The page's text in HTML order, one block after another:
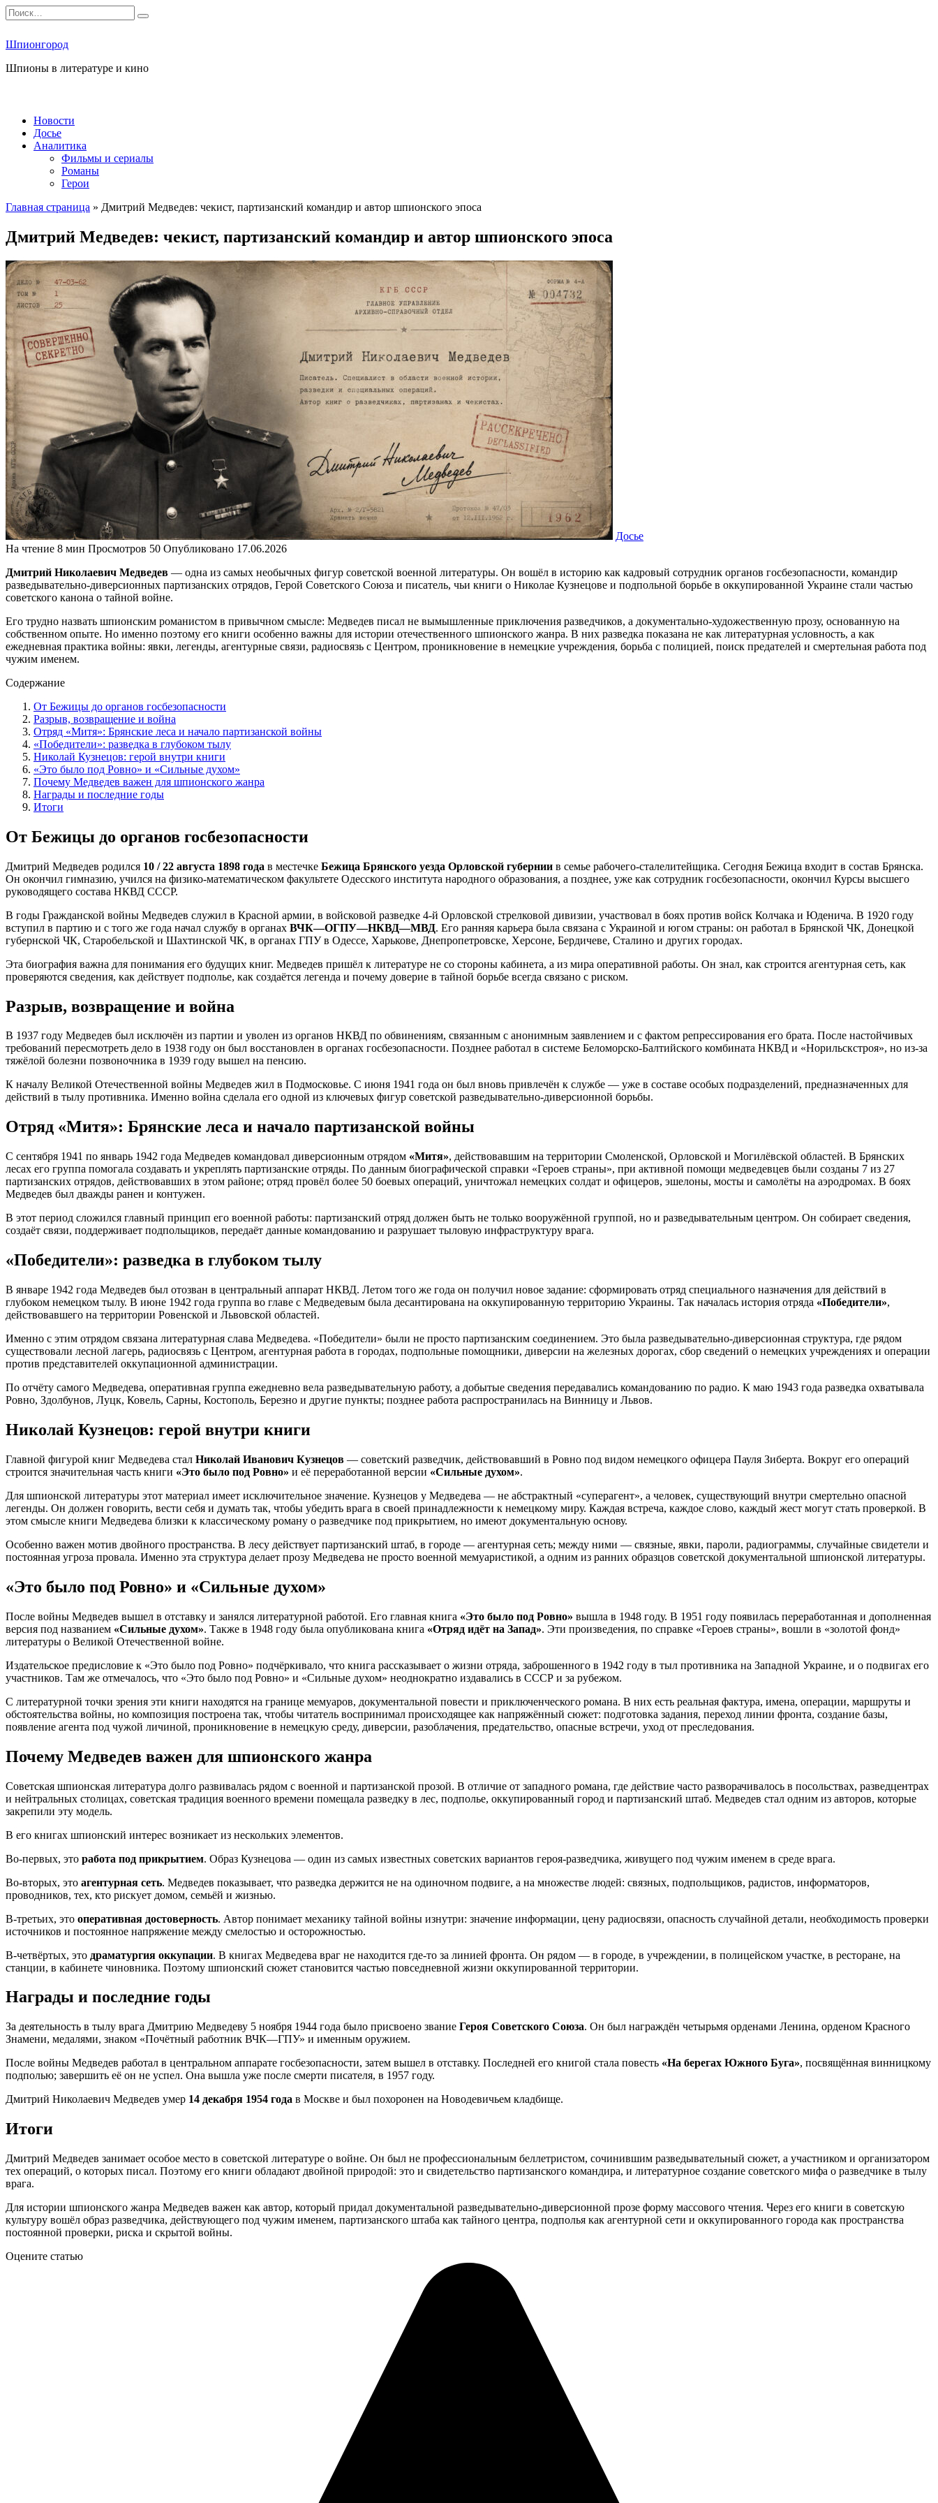
Перейти
к
Search
for:
Шпионгород
Шпионы в литературе и кино
Новости
Досье
Аналитика
Фильмы и сериалы
Романы
Герои
Главная страница » Дмитрий Медведев: чекист, партизанский командир и автор шпионского эпоса
Дмитрий Медведев: чекист, партизанский командир и автор шпионского эпоса
Досье
На чтение 8 мин Просмотров 50 Опубликовано 17.06.2026
Дмитрий Николаевич Медведев — одна из самых необычных фигур советской военной литературы. Он вошёл в историю как кадровый сотрудник органов госбезопасности, командир
разведывательно-диверсионных партизанских отрядов, Герой Советского Союза и писатель, чьи книги о Николае Кузнецове и подпольной борьбе в оккупированной Украине стали частью
советского канона о тайной войне.
Его трудно назвать шпионским романистом в привычном смысле: Медведев писал не вымышленные приключения разведчиков, а документально-художественную прозу, основанную на
собственном опыте. Но именно поэтому его книги особенно важны для истории отечественного шпионского жанра. В них разведка показана не как литературная условность, а как
ежедневная практика войны: явки, легенды, агентурные связи, радиосвязь с Центром, проникновение в немецкие учреждения, борьба с полицией, поиск предателей и смертельная работа под
чужим именем.
Содержание
От Бежицы до органов госбезопасности
Разрыв, возвращение и война
Отряд «Митя»: Брянские леса и начало партизанской войны
«Победители»: разведка в глубоком тылу
Николай Кузнецов: герой внутри книги
«Это было под Ровно» и «Сильные духом»
Почему Медведев важен для шпионского жанра
Награды и последние годы
Итоги
От Бежицы до органов госбезопасности
Дмитрий Медведев родился 10 / 22 августа 1898 года в местечке Бежица Брянского уезда Орловской губернии в семье рабочего-сталелитейщика. Сегодня Бежица входит в состав Брянска.
Он окончил гимназию, учился на физико-математическом факультете Одесского института народного образования, а позднее, уже как сотрудник госбезопасности, окончил Курсы высшего
руководящего состава НКВД СССР.
В годы Гражданской войны Медведев служил в Красной армии, в войсковой разведке 4-й Орловской стрелковой дивизии, участвовал в боях против войск Колчака и Юденича. В 1920 году
вступил в партию и с того же года начал службу в органах ВЧК—ОГПУ—НКВД—МВД. Его ранняя карьера была связана с Украиной и югом страны: он работал в Брянской ЧК, Донецкой
губернской ЧК, Старобельской и Шахтинской ЧК, в органах ГПУ в Одессе, Харькове, Днепропетровске, Херсоне, Бердичеве, Сталино и других городах.
Эта биография важна для понимания его будущих книг. Медведев пришёл к литературе не со стороны кабинета, а из мира оперативной работы. Он знал, как строится агентурная сеть, как
проверяются сведения, как действует подполье, как создаётся легенда и почему доверие в тайной борьбе всегда связано с риском.
Разрыв, возвращение и война
В 1937 году Медведев был исключён из партии и уволен из органов НКВД по обвинениям, связанным с анонимным заявлением и с фактом репрессирования его брата. После настойчивых
требований пересмотреть дело в 1938 году он был восстановлен в органах госбезопасности. Позднее работал в системе Беломорско-Балтийского комбината НКВД и «Норильскстроя», но из-за
тяжёлой болезни позвоночника в 1939 году вышел на пенсию.
К началу Великой Отечественной войны Медведев жил в Подмосковье. С июня 1941 года он был вновь привлечён к службе — уже в составе особых подразделений, предназначенных для
действий в тылу противника. Именно война сделала его одной из ключевых фигур советской разведывательно-диверсионной борьбы.
Отряд «Митя»: Брянские леса и начало партизанской войны
С сентября 1941 по январь 1942 года Медведев командовал диверсионным отрядом «Митя», действовавшим на территории Смоленской, Орловской и Могилёвской областей. В Брянских
лесах его группа помогала создавать и укреплять партизанские отряды. По данным биографической справки «Героев страны», при активной помощи медведевцев были созданы 7 из 27
партизанских отрядов, действовавших в этом районе; отряд провёл более 50 боевых операций, уничтожал немецких солдат и офицеров, эшелоны, мосты и самолёты на аэродромах. В боях
Медведев был дважды ранен и контужен.
В этот период сложился главный принцип его военной работы: партизанский отряд должен быть не только вооружённой группой, но и разведывательным центром. Он собирает сведения,
создаёт связи, поддерживает подпольщиков, передаёт данные командованию и разрушает тыловую инфраструктуру врага.
«Победители»: разведка в глубоком тылу
В январе 1942 года Медведев был отозван в центральный аппарат НКВД. Летом того же года он получил новое задание: сформировать отряд специального назначения для действий в
глубоком немецком тылу. В июне 1942 года группа во главе с Медведевым была десантирована на оккупированную территорию Украины. Так началась история отряда «Победители»,
действовавшего на территории Ровенской и Львовской областей.
Именно с этим отрядом связана литературная слава Медведева. «Победители» были не просто партизанским соединением. Это была разведывательно-диверсионная структура, где рядом
существовали лесной лагерь, радиосвязь с Центром, агентурная работа в городах, подпольные помощники, диверсии на железных дорогах, сбор сведений о немецких учреждениях и операции
против представителей оккупационной администрации.
По отчёту самого Медведева, оперативная группа ежедневно вела разведывательную работу, а добытые сведения передавались командованию по радио. К маю 1943 года разведка охватывала
Ровно, Здолбунов, Луцк, Ковель, Сарны, Костополь, Березно и другие пункты; позднее работа распространилась на Винницу и Львов.
Николай Кузнецов: герой внутри книги
Главной фигурой книг Медведева стал Николай Иванович Кузнецов — советский разведчик, действовавший в Ровно под видом немецкого офицера Пауля Зиберта. Вокруг его операций
строится значительная часть книги «Это было под Ровно» и её переработанной версии «Сильные духом».
Для шпионской литературы этот материал имеет исключительное значение. Кузнецов у Медведева — не абстрактный «суперагент», а человек, существующий внутри смертельно опасной
легенды. Он должен говорить, вести себя и думать так, чтобы убедить врага в своей принадлежности к немецкому миру. Каждая встреча, каждое слово, каждый жест могут стать проверкой. В
этом смысле книги Медведева близки к классическому роману о разведчике под прикрытием, но имеют документальную основу.
Особенно важен мотив двойного пространства. В лесу действует партизанский штаб, в городе — агентурная сеть; между ними — связные, явки, пароли, радиограммы, случайные свидетели и
постоянная угроза провала. Именно эта структура делает прозу Медведева не просто военной мемуаристикой, а одним из ранних образцов советской документальной шпионской литературы.
«Это было под Ровно» и «Сильные духом»
После войны Медведев вышел в отставку и занялся литературной работой. Его главная книга «Это было под Ровно» вышла в 1948 году. В 1951 году появилась переработанная и дополненная
версия под названием «Сильные духом». Также в 1948 году была опубликована книга «Отряд идёт на Запад». Эти произведения, по справке «Героев страны», вошли в «золотой фонд»
литературы о Великой Отечественной войне.
Издательское предисловие к «Это было под Ровно» подчёркивало, что книга рассказывает о жизни отряда, заброшенного в 1942 году в тыл противника на Западной Украине, и о подвигах его
участников. Там же отмечалось, что «Это было под Ровно» и «Сильные духом» неоднократно издавались в СССР и за рубежом.
С литературной точки зрения эти книги находятся на границе мемуаров, документальной повести и приключенческого романа. В них есть реальная фактура, имена, операции, маршруты и
обстоятельства войны, но композиция построена так, чтобы читатель воспринимал происходящее как напряжённый сюжет: подготовка задания, переход линии фронта, создание базы,
появление агента под чужой личиной, проникновение в немецкую среду, диверсии, разоблачения, предательство, опасные встречи, уход от преследования.
Почему Медведев важен для шпионского жанра
Советская шпионская литература долго развивалась рядом с военной и партизанской прозой. В отличие от западного романа, где действие часто разворачивалось в посольствах, разведцентрах
и нейтральных столицах, советская традиция военного времени помещала разведку в лес, подполье, оккупированный город и партизанский штаб. Медведев стал одним из авторов, которые
закрепили эту модель.
В его книгах шпионский интерес возникает из нескольких элементов.
Во-первых, это работа под прикрытием. Образ Кузнецова — один из самых известных советских вариантов героя-разведчика, живущего под чужим именем в среде врага.
Во-вторых, это агентурная сеть. Медведев показывает, что разведка держится не на одиночном подвиге, а на множестве людей: связных, подпольщиков, радистов, информаторов,
проводников, тех, кто рискует домом, семьёй и жизнью.
В-третьих, это оперативная достоверность. Автор понимает механику тайной войны изнутри: значение информации, цену радиосвязи, опасность случайной детали, необходимость проверки
источников и постоянное напряжение между смелостью и осторожностью.
В-четвёртых, это драматургия оккупации. В книгах Медведева враг не находится где-то за линией фронта. Он рядом — в городе, в учреждении, в полицейском участке, в ресторане, на
станции, в кабинете чиновника. Поэтому шпионский сюжет становится частью повседневной жизни оккупированной территории.
Награды и последние годы
За деятельность в тылу врага Дмитрию Медведеву 5 ноября 1944 года было присвоено звание Героя Советского Союза. Он был награждён четырьмя орденами Ленина, орденом Красного
Знамени, медалями, знаком «Почётный работник ВЧК—ГПУ» и именным оружием.
После войны Медведев работал в центральном аппарате госбезопасности, затем вышел в отставку. Последней его книгой стала повесть «На берегах Южного Буга», посвящённая винницкому
подполью; завершить её он не успел. Она вышла уже после смерти писателя, в 1957 году.
Дмитрий Николаевич Медведев умер 14 декабря 1954 года в Москве и был похоронен на Новодевичьем кладбище.
Итоги
Дмитрий Медведев занимает особое место в советской литературе о войне. Он был не профессиональным беллетристом, сочинившим разведывательный сюжет, а участником и организатором
тех операций, о которых писал. Поэтому его книги обладают двойной природой: это и свидетельство партизанского командира, и литературное создание советского мифа о разведчике в тылу
врага.
Для истории шпионского жанра Медведев важен как автор, который придал документальной разведывательно-диверсионной прозе форму массового чтения. Через его книги в советскую
культуру вошёл образ разведчика, действующего под чужим именем, партизанского штаба как тайного центра, подполья как агентурной сети и оккупированного города как пространства
постоянной проверки, риска и скрытой войны.
Оцените статью